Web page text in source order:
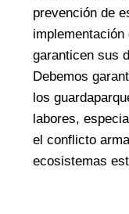
prevención de
garanticen sus
Debemos
los
labores,
el conflicto
ecosistemas